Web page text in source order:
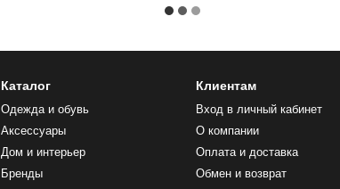
Каталог
Одежда и обувь
Аксессуары
Дом и интерьер
Бренды
Клиентам
Вход в личный кабинет
О компании
Оплата и доставка
Обмен и возврат